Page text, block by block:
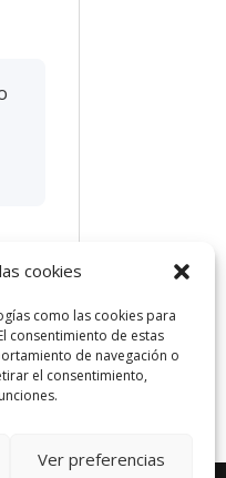
cookies
como las cookies para
consentimiento de estas
de navegación o
el consentimiento,
Ver preferencias